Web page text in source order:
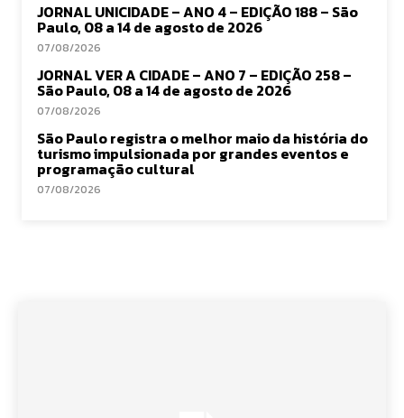
JORNAL UNICIDADE – ANO 4 – EDIÇÃO 188 – São
Paulo, 08 a 14 de agosto de 2026
07/08/2026
JORNAL VER A CIDADE – ANO 7 – EDIÇÃO 258 –
São Paulo, 08 a 14 de agosto de 2026
07/08/2026
São Paulo registra o melhor maio da história do
turismo impulsionada por grandes eventos e
programação cultural
07/08/2026